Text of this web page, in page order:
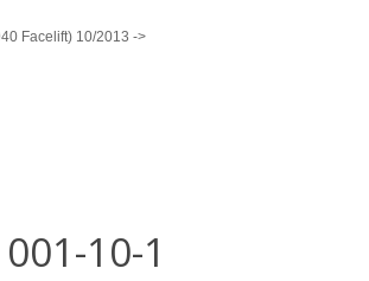
Facelift) 10/2013 ->
10-1